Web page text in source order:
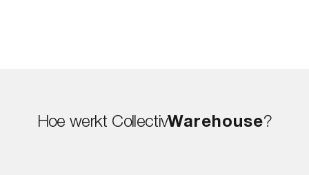
Hoe werkt CollectivWarehouse?